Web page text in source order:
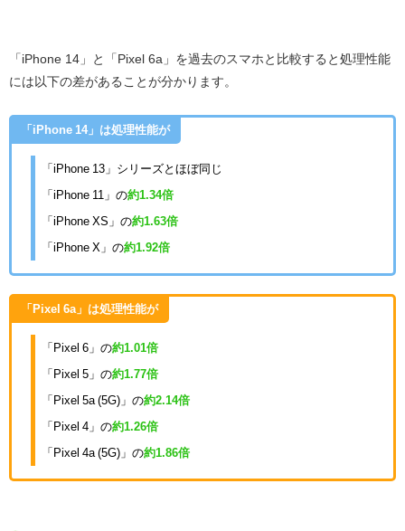
「iPhone 14」と「Pixel 6a」を過去のスマホと比較すると処理性能
には以下の差があることが分かります。
「iPhone 14」は処理性能が
「iPhone 13」シリーズとほぼ同じ
「iPhone 11」の約1.34倍
「iPhone XS」の約1.63倍
「iPhone X」の約1.92倍
「Pixel 6a」は処理性能が
「Pixel 6」の約1.01倍
「Pixel 5」の約1.77倍
「Pixel 5a (5G)」の約2.14倍
「Pixel 4」の約1.26倍
「Pixel 4a (5G)」の約1.86倍